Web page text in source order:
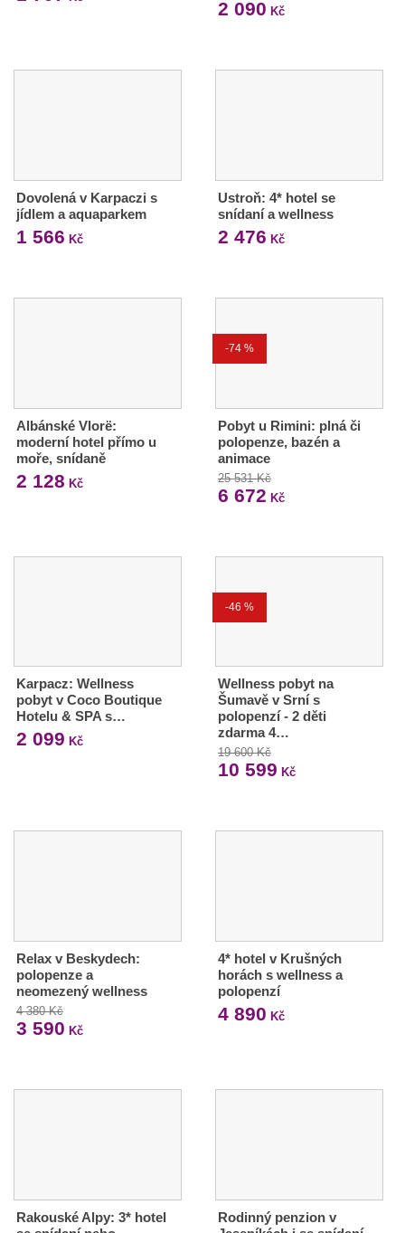
2 090 Kč
Dovolená v Karpaczi s
jídlem a aquaparkem
1 566 Kč
Ustroň: 4* hotel se
snídaní a wellness
2 476 Kč
Albánské Vlorë:
moderní hotel přímo u
moře, snídaně
2 128 Kč
-74 %
Pobyt u Rimini: plná či
polopenze, bazén a
animace
25 531 Kč
6 672 Kč
Karpacz: Wellness
pobyt v Coco Boutique
Hotelu & SPA s…
2 099 Kč
-46 %
Wellness pobyt na
Šumavě v Srní s
polopenzí - 2 děti
zdarma 4…
19 600 Kč
10 599 Kč
Relax v Beskydech:
polopenze a
neomezený wellness
4 380 Kč
3 590 Kč
4* hotel v Krušných
horách s wellness a
polopenzí
4 890 Kč
Rakouské Alpy: 3* hotel
Rodinný penzion v